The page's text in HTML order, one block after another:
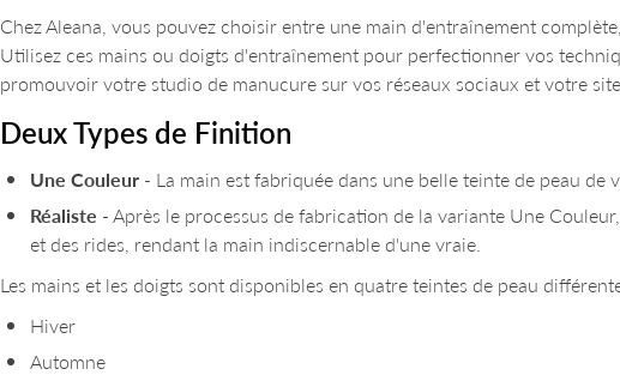
Chez Aleana, vous pouvez choisir entre une main d'entraînement
Utilisez ces mains ou doigts d'entraînement pour perfectionner vos
promouvoir votre studio de manucure sur vos réseaux sociaux et votre
Deux Types de Finition
Une Couleur - La main est fabriquée dans une belle teinte de peau
Réaliste - Après le processus de fabrication de la variante Une
et des rides, rendant la main indiscernable d'une vraie.
Les mains et les doigts sont disponibles en quatre teintes de peau
Hiver
Automne